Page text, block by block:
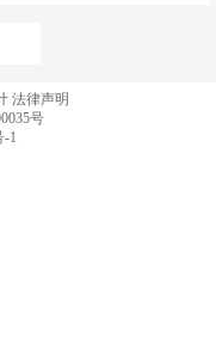
法律声明
号
-1